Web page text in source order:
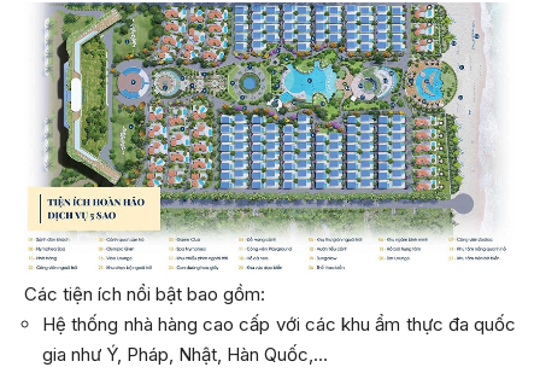
Các tiện ích nổi bật bao gồm:
Hệ thống nhà hàng cao cấp với các khu ẩm thực đa quốc
gia như Ý, Pháp, Nhật, Hàn Quốc,…